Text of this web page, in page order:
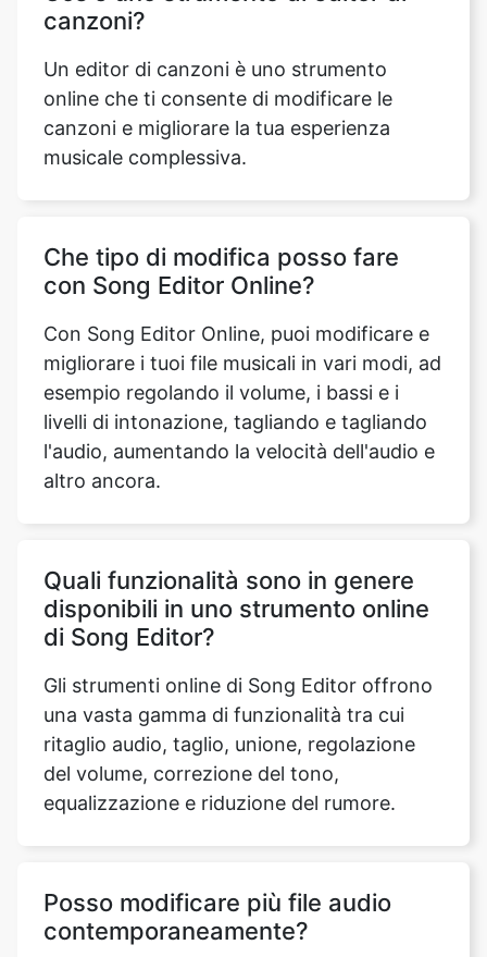
canzoni e migliorare la tua esperienza
musicale complessiva.
Che tipo di modifica posso fare
migliorare i tuoi file musicali in vari modi, ad
esempio regolando il volume, i bassi e i
livelli di intonazione, tagliando e tagliando
l'audio, aumentando la velocità dell'audio e
altro ancora.
Quali funzionalità sono in genere
Gli strumenti online di Song Editor offrono
una vasta gamma di funzionalità tra cui
ritaglio audio, taglio, unione, regolazione
del volume, correzione del tono,
equalizzazione e riduzione del rumore.
Posso modificare più file audio
attualmente non supporta la funzionalità di
modifica di più file audio alla volta. Tuttavia,